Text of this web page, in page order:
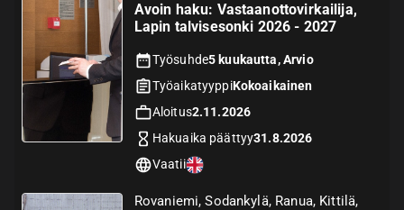
Avoin haku: Vastaanottovirkailija,
Lapin talvisesonki 2026 - 2027
Työsuhde5 kuukautta, Arvio
TyöaikatyyppiKokoaikainen
Aloitus2.11.2026
Hakuaika päättyy31.8.2026
Vaatii
Rovaniemi, Sodankylä, Ranua, Kittilä,